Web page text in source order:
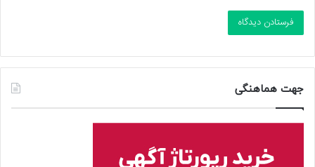
جهت هماهنگی